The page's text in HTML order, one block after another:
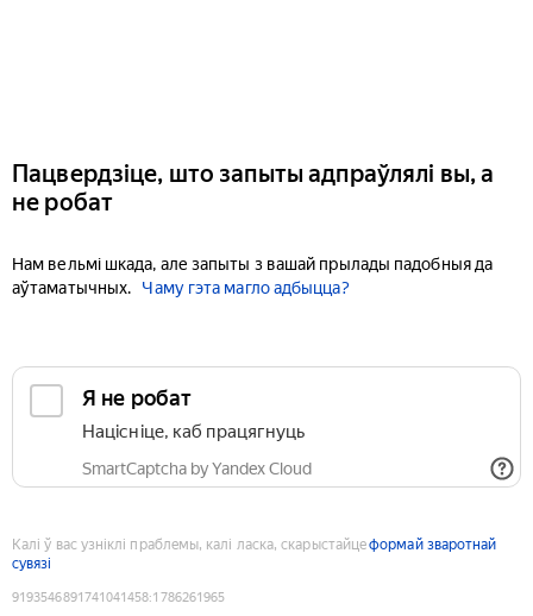
Пацвердзіце, што запыты адпраўлялі вы, а
не робат
Нам вельмі шкада, але запыты з вашай прылады падобныя да
аўтаматычных.
Чаму гэта магло адбыцца?
Я не робат
Націсніце, каб працягнуць
SmartCaptcha by Yandex Cloud
Калі ў вас узніклі праблемы, калі ласка, скарыстайцеформай зваротнай
сувязі
9193546891741041458:1786261965